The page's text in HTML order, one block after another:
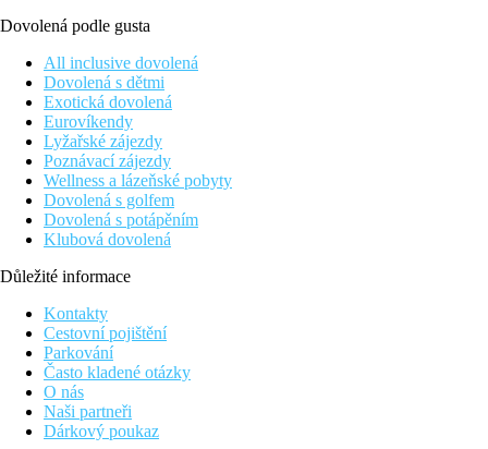
Dovolená podle gusta
All inclusive dovolená
Dovolená s dětmi
Exotická dovolená
Eurovíkendy
Lyžařské zájezdy
Poznávací zájezdy
Wellness a lázeňské pobyty
Dovolená s golfem
Dovolená s potápěním
Klubová dovolená
Důležité informace
Kontakty
Cestovní pojištění
Parkování
Často kladené otázky
O nás
Naši partneři
Dárkový poukaz